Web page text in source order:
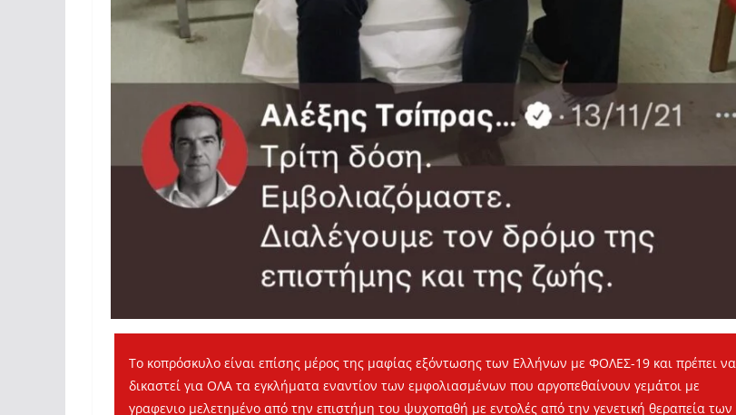
Το κοπρόσκυλο είναι επίσης μέρος της μαφίας εξόντωσης των Ελλήνων με ΦΟΛΕΣ-19 και πρέπει να
δικαστεί για ΟΛΑ τα εγκλήματα εναντίον των εμφολιασμένων που αργοπεθαίνουν γεμάτοι με
γραφενιο μελετημένο από την επιστήμη του ψυχοπαθή με εντολές από την γενετική θεραπεία των